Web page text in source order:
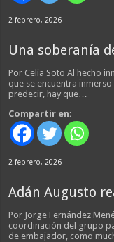
2 febrero, 2026
Una soberanía
Por Celia Soto Al hecho
que se encuentra
predecir, hay que…
Compartir en:
2 febrero, 2026
Adán Augusto
Por Jorge Fernández
coordinación del grupo
de embajador, como